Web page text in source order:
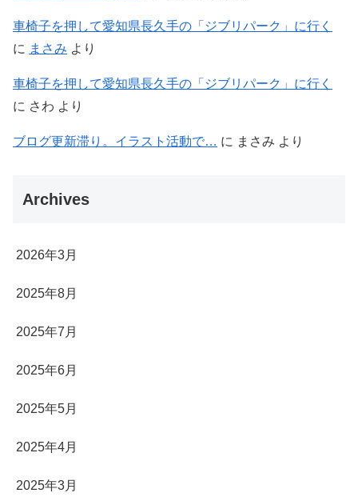
車椅子を押して愛知県長久手の「ジブリパーク」に行く
に まさみ より
車椅子を押して愛知県長久手の「ジブリパーク」に行く
に さわ より
ブログ更新滞り。イラスト活動で… に まさみ より
Archives
2026年3月
2025年8月
2025年7月
2025年6月
2025年5月
2025年4月
2025年3月